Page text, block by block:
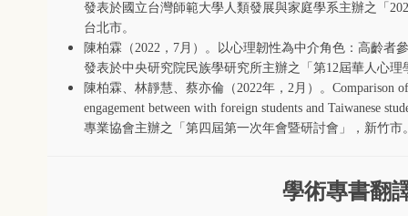
發表於國立台灣師範大學人類發展與家庭學系主辦之「
台北市。
陳柏霖（2022 ， 7月）。以心理韌性為中介角色：高齡者
發表於中央研究院民族學研究所主辦之「第12屆華人心理
陳柏霖、林靜慧、蔡亦倫（2022年， 2月）。 Comparison
engagement between with foreign students and Taiwanese
專業協會主辦之「第四屆第一次年會暨研討會」，新竹市
學術專書翻